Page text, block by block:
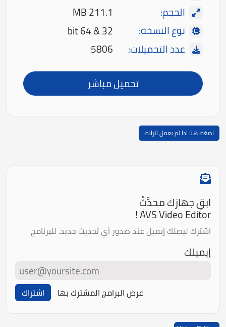
الحجم:
211.1 MB
نوع النسخة:
32 & 64 bit
عدد التحميلات:
5806
تحميل مباشر
اضغط هنا اذا لم يعمل الرابط
ابقِ جهازك محدَّثً
AVS Video Editor !
اشترك ليصلك إيميل عند صدور أي تحديث جديد. للبرنامج
إيميلك
عرض البرامج المشترك بها اشتراك